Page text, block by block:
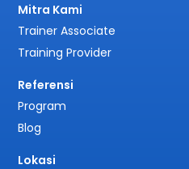
Mitra Kami
Trainer Associate
Training Provider
Referensi
Program
Blog
Lokasi